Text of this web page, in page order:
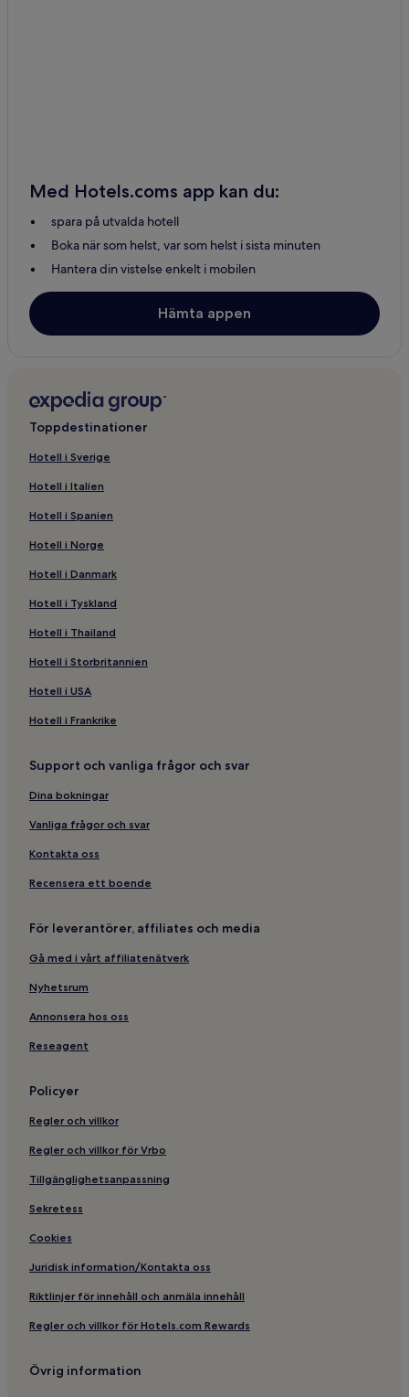
Hotell i Weissenhäuser Strand
Hotell i Bad OldesloeBad Oldesloe
Hotell i Rendsburg
Hotell i Glückstadt
Hotell med pool i Lübeck
Hotell med gratis frukost i Lübeck
Hotell i Lübeck
Lägenheter i Helgoland
Hotell i Helgoland
Hotell i Plön
Hotell i Schleswig
Lägenheter i Kappeln
Hotell i Reinfeld
Hotell i Scharbeutz
Hotell i Grömitz
Hotell i Neustadt in Holstein
Hotell i Kaltenkirchen
Hotell med parkering i Flensburg
Lägenheter i Flensburg
Hotell i Flensburg
Hotell i Dahme
Lägenheter i Husum
Hotell i Husum
Strandhotell i Timmendorfer Strand
Familjehotell i Timmendorfer Strand
Spahotell i Timmendorfer Strand
Hotell i Timmendorfer Strand
Hotell i Laboe
Hotell i Friedrichstadt
Hotell i Ratzeburg
Hotell i Malente
Hotell i Büsum
Familjehotell i Kiel
Med Hotels.coms app kan du:
spara på utvalda hotell
Boka när som helst, var som helst i sista minuten
Hantera din vistelse enkelt i mobilen
Hämta appen
Toppdestinationer
Hotell i Sverige
Hotell i Italien
Hotell i Spanien
Hotell i Norge
Hotell i Danmark
Hotell i Tyskland
Hotell i Thailand
Hotell i Storbritannien
Hotell i USA
Hotell i Frankrike
Support och vanliga frågor och svar
Dina bokningar
Vanliga frågor och svar
Kontakta oss
Recensera ett boende
För leverantörer, affiliates och media
Gå med i vårt affiliatenätverk
Nyhetsrum
Annonsera hos oss
Reseagent
Policyer
Regler och villkor
Regler och villkor för Vrbo
Tillgänglighetsanpassning
Sekretess
Cookies
Juridisk information/Kontakta oss
Riktlinjer för innehåll och anmäla innehåll
Regler och villkor för Hotels.com Rewards
Övrig information